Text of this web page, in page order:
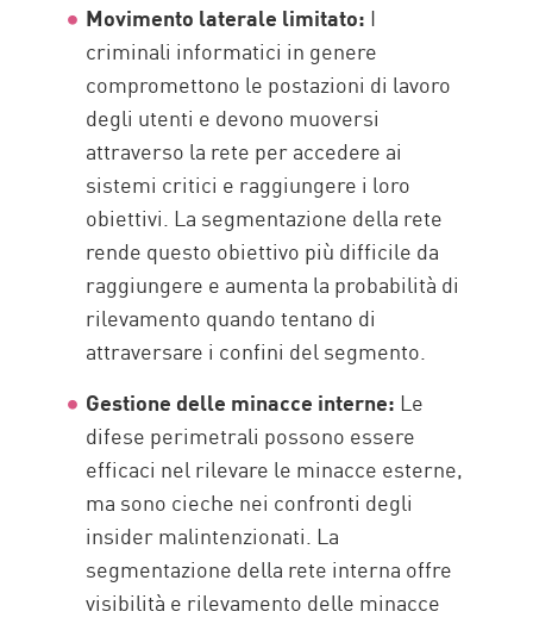
Movimento laterale limitato: I
criminali informatici in genere
compromettono le postazioni di lavoro
degli utenti e devono muoversi
attraverso la rete per accedere ai
sistemi critici e raggiungere i loro
obiettivi. La segmentazione della rete
rende questo obiettivo più difficile da
raggiungere e aumenta la probabilità di
rilevamento quando tentano di
attraversare i confini del segmento.
Gestione delle minacce interne: Le
difese perimetrali possono essere
efficaci nel rilevare le minacce esterne,
ma sono cieche nei confronti degli
insider malintenzionati. La
segmentazione della rete interna offre
visibilità e rilevamento delle minacce